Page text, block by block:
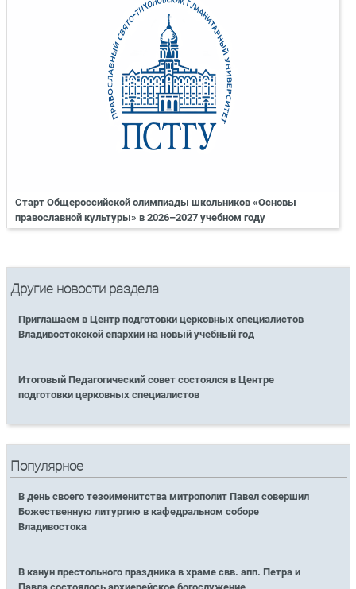
Старт Общероссийской олимпиады школьников «Основы
православной культуры» в 2026–2027 учебном году
Другие новости раздела
Приглашаем в Центр подготовки церковных специалистов
Владивостокской епархии на новый учебный год
Итоговый Педагогический совет состоялся в Центре
подготовки церковных специалистов
Популярное
В день своего тезоименитства митрополит Павел совершил
Божественную литургию в кафедральном соборе
Владивостока
В канун престольного праздника в храме свв. апп. Петра и